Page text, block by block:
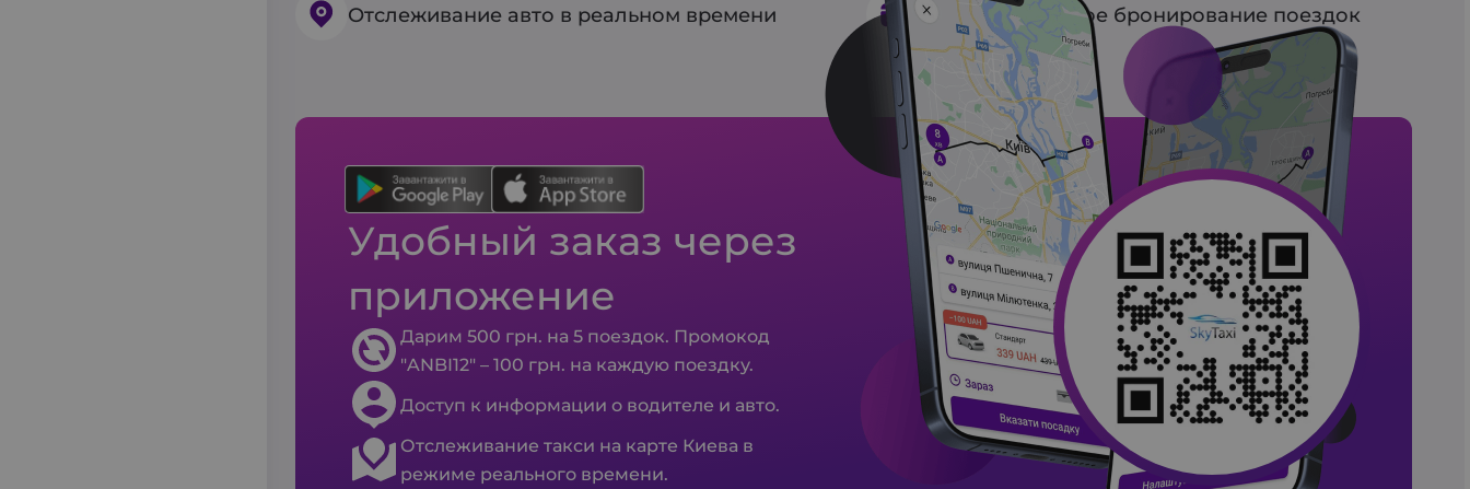
Отслеживание авто в реальном времени Предварительное бронирование поездок
Удобный заказ через
приложение
Дарим 500 грн. на 5 поездок. Промокод
"ANBI12" – 100 грн. на каждую поездку.
Доступ к информации о водителе и авто.
Отслеживание такси на карте Киева в
режиме реального времени.